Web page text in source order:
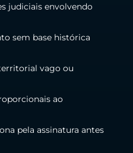
judiciais envolvendo
sem base histórica
vago ou
ao
pela assinatura antes